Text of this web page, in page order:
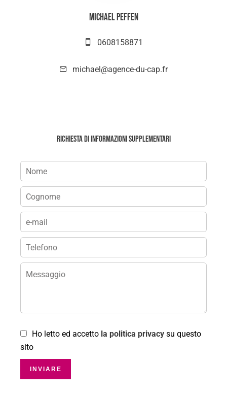
Michael PEFFEN
0608158871
michael@agence-du-cap.fr
Richiesta di informazioni supplementari
Ho letto ed accetto la politica privacy su questo
sito
INVIARE